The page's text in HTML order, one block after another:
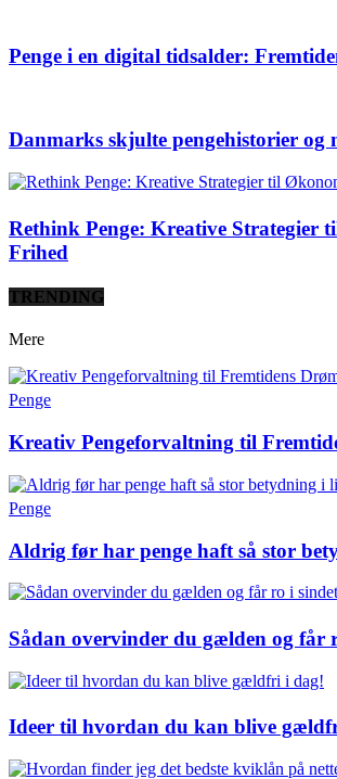
Penge i en digital tidsalder:
Danmarks skjulte pengehistorier og
Rethink Penge: Kreative Strategier
Frihed
TRENDING
Mere
Penge
Kreativ Pengeforvaltning til
Penge
Aldrig før har penge haft så stor
Sådan overvinder du gælden og får
Ideer til hvordan du kan blive